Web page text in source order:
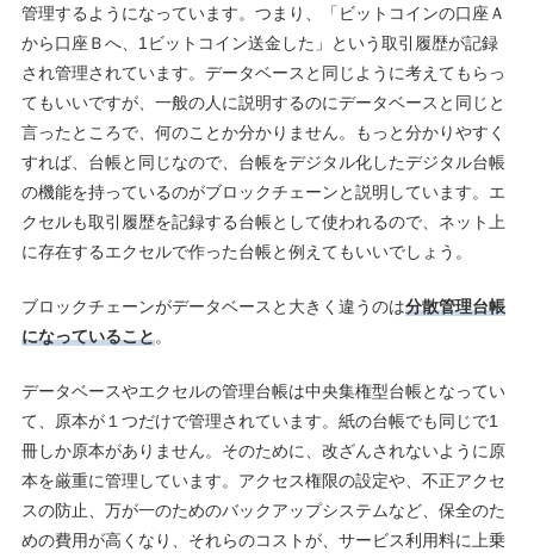
管理するようになっています。つまり、「ビットコインの口座Ａ
から口座Ｂへ、1ビットコイン送金した」という取引履歴が記録
され管理されています。データベースと同じように考えてもらっ
てもいいですが、一般の人に説明するのにデータベースと同じと
言ったところで、何のことか分かりません。もっと分かりやすく
すれば、台帳と同じなので、台帳をデジタル化したデジタル台帳
の機能を持っているのがブロックチェーンと説明しています。エ
クセルも取引履歴を記録する台帳として使われるので、ネット上
に存在するエクセルで作った台帳と例えてもいいでしょう。
ブロックチェーンがデータベースと大きく違うのは分散管理台帳
になっていること。
データベースやエクセルの管理台帳は中央集権型台帳となってい
て、原本が１つだけで管理されています。紙の台帳でも同じで1
冊しか原本がありません。そのために、改ざんされないように原
本を厳重に管理しています。アクセス権限の設定や、不正アクセ
スの防止、万が一のためのバックアップシステムなど、保全のた
めの費用が高くなり、それらのコストが、サービス利用料に上乗